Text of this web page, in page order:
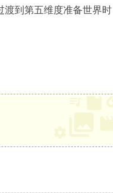
到第五维度准备世界